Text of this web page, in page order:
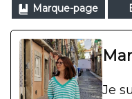
Marque-page
Je